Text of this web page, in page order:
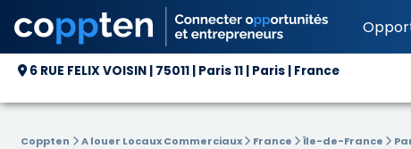
6 RUE FELIX VOISIN | 75011 | Paris 11 | Paris | France
Coppten A louer Locaux Commerciaux France Île-de-France